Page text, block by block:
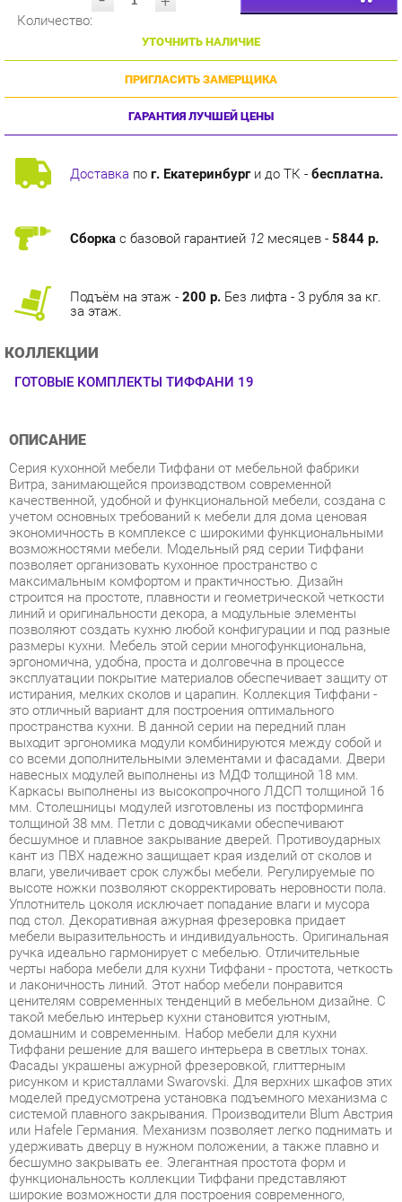
УТОЧНИТЬ НАЛИЧИЕ
ПРИГЛАСИТЬ ЗАМЕРЩИКА
ГАРАНТИЯ ЛУЧШЕЙ ЦЕНЫ
Доставкапог. Екатеринбурги до ТК -бесплатна.
КОЛЛЕКЦИИ
ОПИСАНИЕ
Витра, занимающейся производством современной
качественной, удобной и функциональной мебели, создана с
учетом основных требований к мебели для дома ценовая
экономичность в комплексе с широкими функциональными
возможностями мебели. Модельный ряд серии Тиффани
позволяет организовать кухонное пространство с
максимальным комфортом и практичностью. Дизайн
строится на простоте, плавности и геометрической четкости
линий и оригинальности декора, а модульные элементы
позволяют создать кухню любой конфигурации и под разные
размеры кухни. Мебель этой серии многофункциональна,
эргономична, удобна, проста и долговечна в процессе
эксплуатации покрытие материалов обеспечивает защиту от
истирания, мелких сколов и царапин. Коллекция Тиффани -
это отличный вариант для построения оптимального
пространства кухни. В данной серии на передний план
выходит эргономика модули комбинируются между собой и
со всеми дополнительными элементами и фасадами. Двери
навесных модулей выполнены из МДФ толщиной 18 мм.
Каркасы выполнены из высокопрочного ЛДСП толщиной 16
мм. Столешницы модулей изготовлены из постформинга
толщиной 38 мм. Петли с доводчиками обеспечивают
бесшумное и плавное закрывание дверей. Противоударных
кант из ПВХ надежно защищает края изделий от сколов и
влаги, увеличивает срок службы мебели. Регулируемые по
высоте ножки позволяют скорректировать неровности пола.
Уплотнитель цоколя исключает попадание влаги и мусора
под стол. Декоративная ажурная фрезеровка придает
мебели выразительность и индивидуальность. Оригинальная
ручка идеально гармонирует с мебелью. Отличительные
черты набора мебели для кухни Тиффани - простота, четкость
и лаконичность линий. Этот набор мебели понравится
ценителям современных тенденций в мебельном дизайне. С
такой мебелью интерьер кухни становится уютным,
домашним и современным. Набор мебели для кухни
Тиффани решение для вашего интерьера в светлых тонах.
Фасады украшены ажурной фрезеровкой, глиттерным
рисунком и кристаллами Swarovski. Для верхних шкафов этих
моделей предусмотрена установка подъемного механизма с
системой плавного закрывания. Производители Blum Австрия
или Hafele Германия. Механизм позволяет легко поднимать и
удерживать дверцу в нужном положении, а также плавно и
бесшумно закрывать ее. Элегантная простота форм и
функциональность коллекции Тиффани представляют
широкие возможности для построения современного,
динамичного и удобного интерьера кухни. Благодаря
использованию в конструкциях светлых тонов, внешне
мебель воспринимается легкой и элегантной. Подобная
мебель не сужает пространство за счет лаконичности
дизайна и плавного изгиба линий. Это отличное решение для